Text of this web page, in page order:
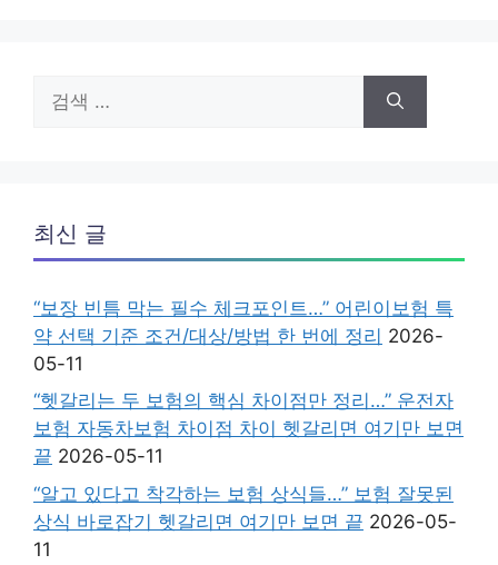
색:
최신 글
“보장 빈틈 막는 필수 체크포인트…” 어린이보험 특
약 선택 기준 조건/대상/방법 한 번에 정리 2026-
05-11
“헷갈리는 두 보험의 핵심 차이점만 정리…” 운전자
보험 자동차보험 차이점 차이 헷갈리면 여기만 보면
끝 2026-05-11
“알고 있다고 착각하는 보험 상식들…” 보험 잘못된
상식 바로잡기 헷갈리면 여기만 보면 끝 2026-05-
11